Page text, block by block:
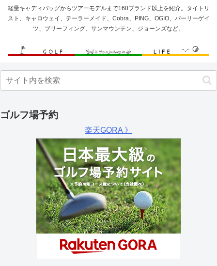
軽量キャディバッグからツアーモデルまで160ブランド以上を紹介。タイトリ
スト、キャロウェイ、テーラーメイド、Cobra、PING、OGIO、パーリーゲイ
ツ、ブリーフィング、サンマウンテン、ジョーンズなど。
ゴルフ場予約
楽天GORA 》